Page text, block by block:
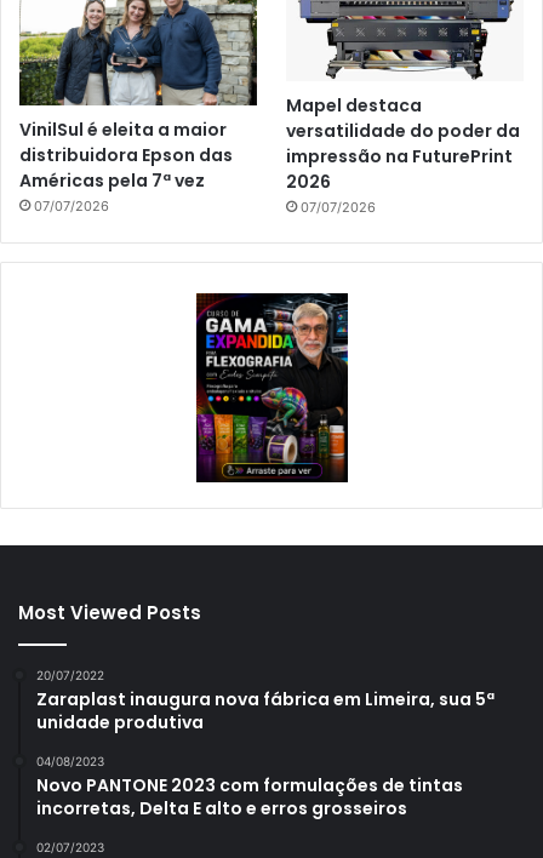
VinilSul é eleita a maior
distribuidora Epson das
Américas pela 7ª vez
07/07/2026
Mapel destaca
versatilidade do poder da
impressão na FuturePrint
2026
07/07/2026
Most Viewed Posts
20/07/2022
Zaraplast inaugura nova fábrica em Limeira, sua 5ª
unidade produtiva
04/08/2023
Novo PANTONE 2023 com formulações de tintas
incorretas, Delta E alto e erros grosseiros
02/07/2023